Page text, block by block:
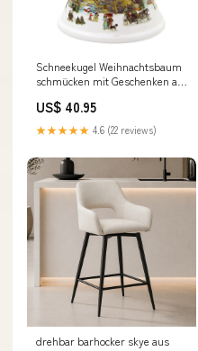
Schneekugel Weihnachtsbaum
schmücken mit Geschenken auf
Schneelandschaft mit Spieluhr
10 cm Durchmesser
Hüttenzauber
US$ 40.95
★★★★★ 4.6 (22 reviews)
drehbar barhocker skye aus